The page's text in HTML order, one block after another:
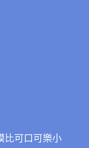
比可口可樂小